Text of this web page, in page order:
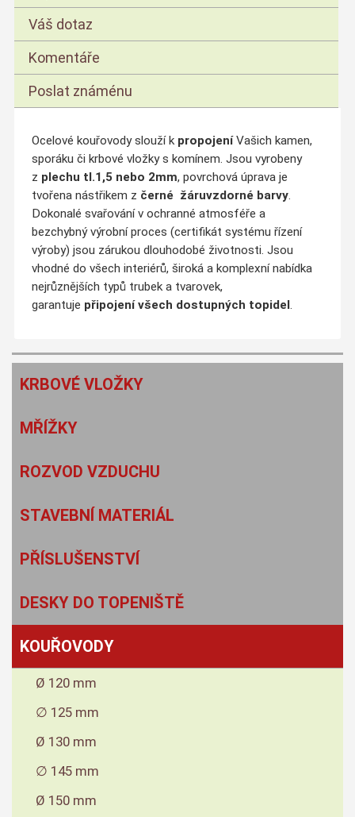
Váš dotaz
Komentáře
Poslat známénu
Ocelové kouřovody slouží kpropojeníVašich kamen,
sporáku či krbové vložky s komínem. Jsou vyrobeny
z plechu tl.1,5 nebo 2mm, povrchová úprava je
tvořena nástřikem z černé žáruvzdorné barvy.
Dokonalé svařování v ochranné atmosféře a
bezchybný výrobní proces (certifikát systému řízení
výroby) jsou zárukou dlouhodobé životnosti. Jsou
vhodné do všech interiérů, široká a komplexní nabídka
nejrůznějších typů trubek a tvarovek,
garantuje připojení všech dostupných topidel .
KRBOVÉ VLOŽKY
MŘÍŽKY
ROZVOD VZDUCHU
STAVEBNÍ MATERIÁL
PŘÍSLUŠENSTVÍ
DESKY DO TOPENIŠTĚ
KOUŘOVODY
Ø 120 mm
∅ 125 mm
Ø 130 mm
∅ 145 mm
Ø 150 mm